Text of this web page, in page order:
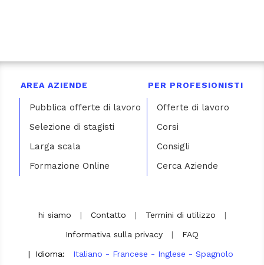
AREA AZIENDE
Pubblica offerte di lavoro
Selezione di stagisti
Larga scala
Formazione Online
PER PROFESIONISTI
Offerte di lavoro
Corsi
Consigli
Cerca Aziende
hi siamo | Contatto | Termini di utilizzo |
Informativa sulla privacy | FAQ
| Idioma: Italiano - Francese - Inglese - Spagnolo